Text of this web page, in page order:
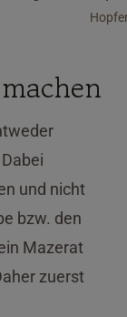
und nicht
bzw. den
Mazerat
zuerst